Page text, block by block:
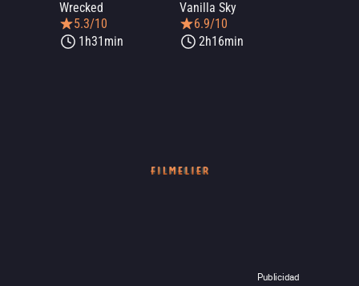
Wrecked
5.3/10
1h31min
Vanilla Sky
6.9/10
2h16min
Publicidad